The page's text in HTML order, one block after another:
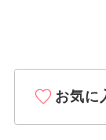
お気に